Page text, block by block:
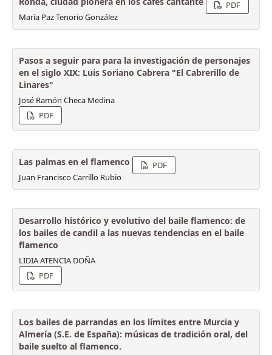
María Paz Tenorio González
PDF
Pasos a seguir para para la investigación de personajes
en el siglo XIX: Luis Soriano Cabrera "El Cabrerillo de
Linares"
José Ramón Checa Medina
PDF
Las palmas en el flamenco
Juan Francisco Carrillo Rubio
PDF
Desarrollo histórico y evolutivo del baile flamenco: de
los bailes de candil a las nuevas tendencias en el baile
flamenco
LIDIA ATENCIA DOÑA
PDF
Los bailes de parrandas en los límites entre Murcia y
Almería (S.E. de España): músicas de tradición oral, del
baile suelto al flamenco.